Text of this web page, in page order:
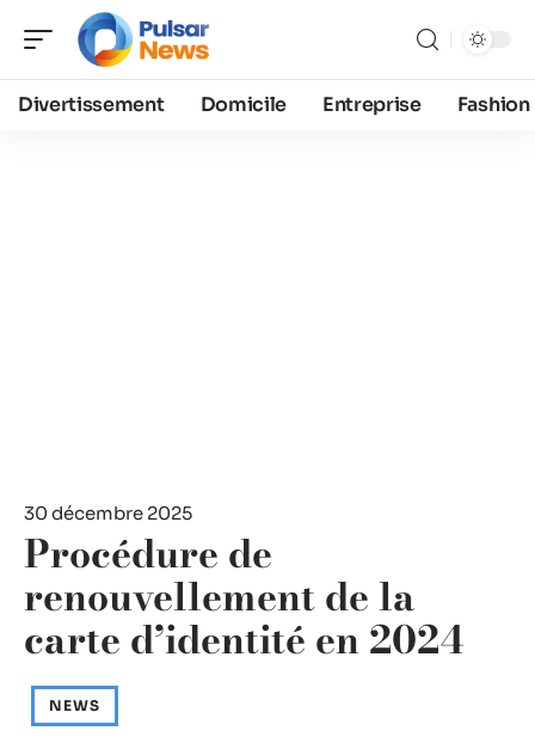
Divertissement Domicile Entreprise Fashion
30 décembre 2025
Procédure de
renouvellement de la
carte d’identité en 2024
NEWS